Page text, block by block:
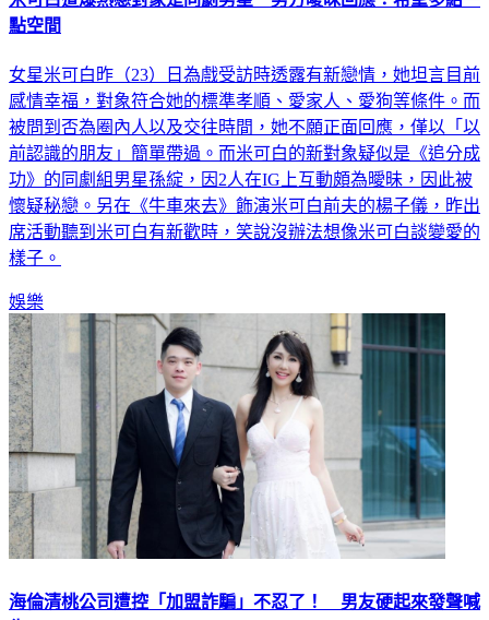
點空間
女星米可白昨（23）日為戲受訪時透露有新戀情，她坦言目前
感情幸福，對象符合她的標準孝順、愛家人、愛狗等條件。而
被問到否為圈內人以及交往時間，她不願正面回應，僅以「以
前認識的朋友」簡單帶過。而米可白的新對象疑似是《追分成
功》的同劇組男星孫綻，因2人在IG上互動頗為曖昧，因此被
懷疑秘戀。另在《牛車來去》飾演米可白前夫的楊子儀，昨出
席活動聽到米可白有新歡時，笑說沒辦法想像米可白談變愛的
樣子。
娛樂
海倫清桃公司遭控「加盟詐騙」不忍了！ 男友硬起來發聲喊